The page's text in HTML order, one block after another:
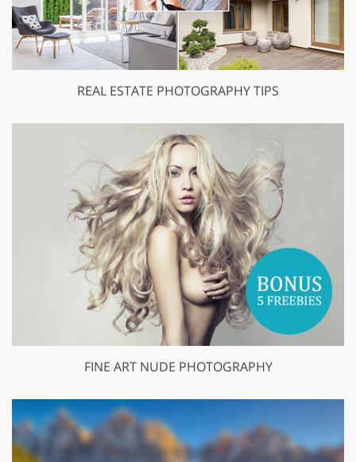
REAL ESTATE PHOTOGRAPHY TIPS
FINE ART NUDE PHOTOGRAPHY